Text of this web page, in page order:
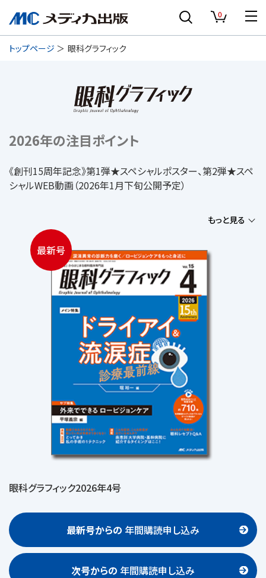
0
トップページ 眼科グラフィック
2026年の注目ポイント
《創刊15周年記念》第1弾★スペシャルポスター、第2弾★スペ
シャルWEB動画（2026年1月下旬公開予定）
もっと見る
最新号
眼科グラフィック2026年4号
最新号からの 年間購読申し込み
次号からの 年間購読申し込み